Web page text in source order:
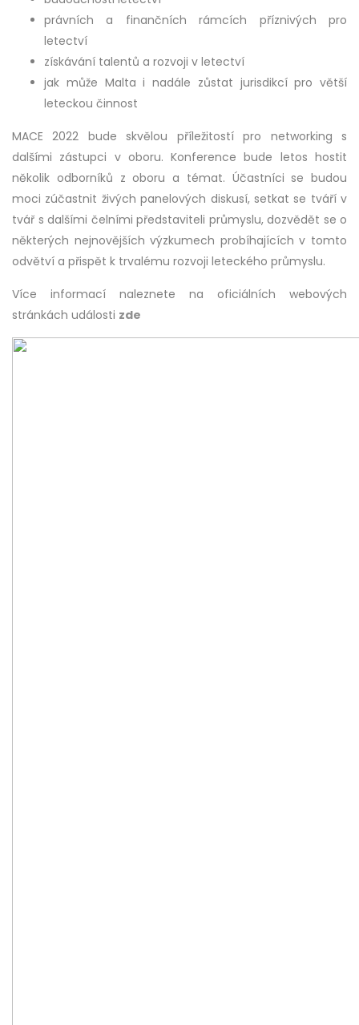
právních a finančních rámcích příznivých pro
letectví
získávání talentů a rozvoji v letectví
jak může Malta i nadále zůstat jurisdikcí pro větší
leteckou činnost
MACE 2022 bude skvělou příležitostí pro networking s
dalšími zástupci v oboru. Konference bude letos hostit
několik odborníků z oboru a témat. Účastníci se budou
moci zúčastnit živých panelových diskusí, setkat se tváří v
tvář s dalšími čelními představiteli průmyslu, dozvědět se o
některých nejnovějších výzkumech probíhajících v tomto
odvětví a přispět k trvalému rozvoji leteckého průmyslu.
Více informací naleznete na oficiálních webových
stránkách události zde